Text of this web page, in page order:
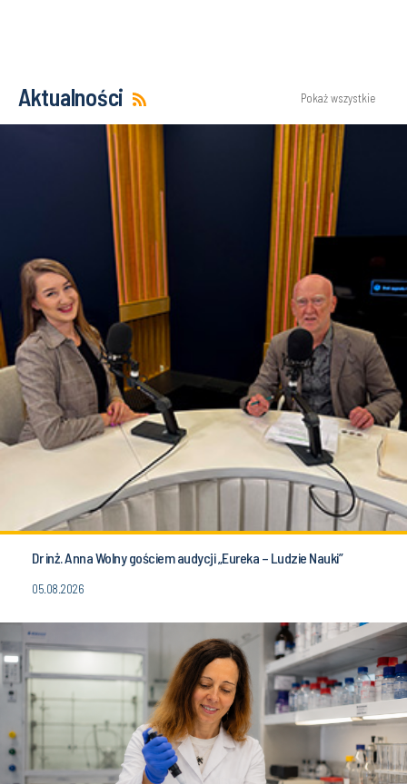
Aktualności Pokaż wszystkie
Dr inż. Anna Wolny gościem audycji „Eureka – Ludzie Nauki”
05.08.2026